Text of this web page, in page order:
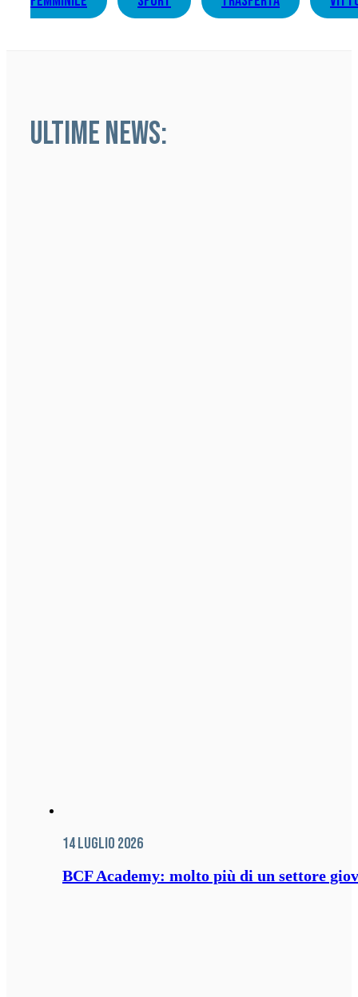
ULTIME NEWS:
14 Luglio 2026
BCF Academy: molto più di un settore